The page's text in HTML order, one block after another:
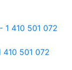
501 072